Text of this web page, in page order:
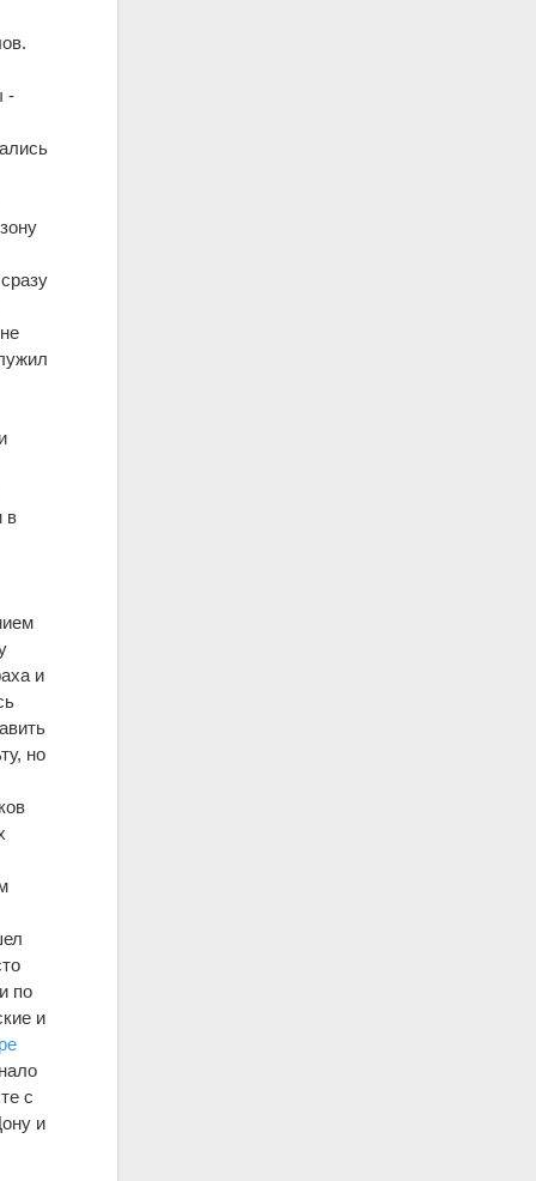
-
в
и
но
по
и
с
и